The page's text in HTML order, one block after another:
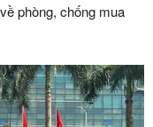
phòng, chống mua